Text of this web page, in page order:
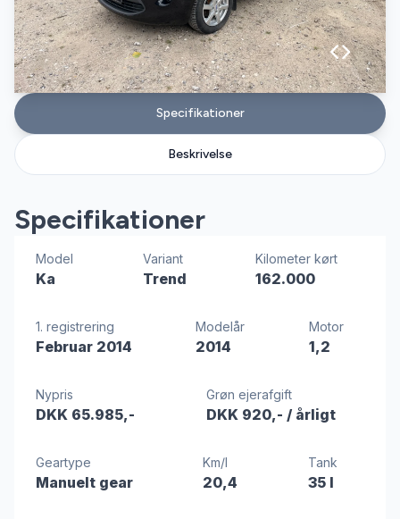
Specifikationer
Beskrivelse
Specifikationer
Model
Ka
Variant
Trend
Kilometer kørt
162.000
1. registrering
Februar 2014
Modelår
2014
Motor
1,2
Nypris
DKK 65.985,-
Grøn ejerafgift
DKK 920,- / årligt
Geartype
Manuelt gear
Km/l
20,4
Tank
35 l